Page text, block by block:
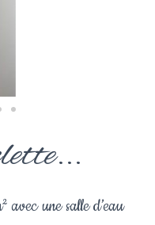
avec une salle d’eau